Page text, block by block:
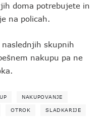
doma potrebujete in
na policah.
skupnih
nakupu pa ne
NAKUPOVANJE
OTROK SLADKARIJE